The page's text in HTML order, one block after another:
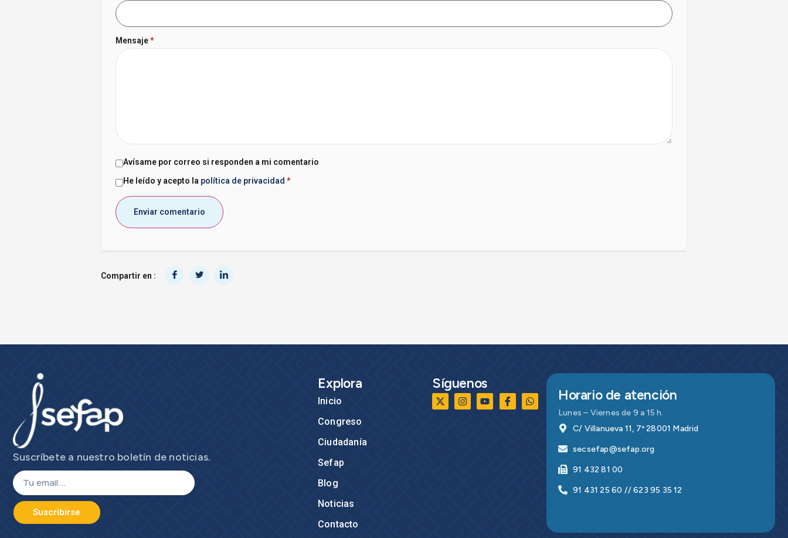
Mensaje*
Avísame por correo si responden a mi comentario
He leído y acepto la política de privacidad *
Compartir en :
Suscríbete a nuestro boletín de noticias.
Suscribirse
Explora
Inicio
Congreso
Ciudadanía
Sefap
Blog
Noticias
Contacto
Síguenos
Horario de atención
Lunes – Viernes de 9 a 15 h.
C/ Villanueva 11, 7º 28001 Madrid
secsefap@sefap.org
91 432 81 00
91 431 25 60 // 623 95 35 12